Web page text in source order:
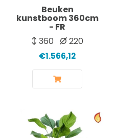
Beuken
kunstboom 360cm
- FR
360
220
€1.566,12